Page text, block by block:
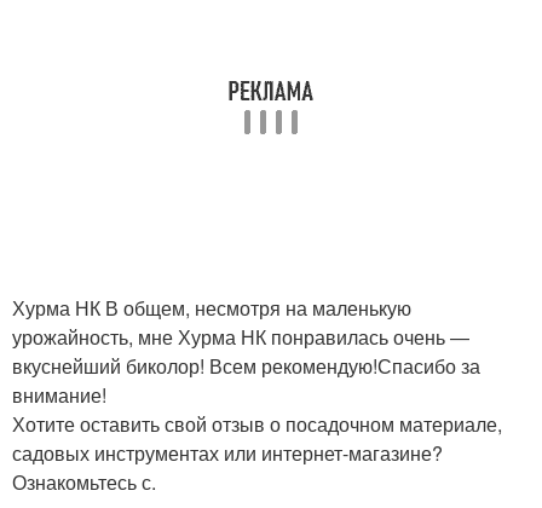
Хурма НК В общем, несмотря на маленькую
урожайность, мне Хурма НК понравилась очень —
вкуснейший биколор! Всем рекомендую!Спасибо за
внимание!
Хотите оставить свой отзыв о посадочном материале,
садовых инструментах или интернет-магазине?
Ознакомьтесь с.